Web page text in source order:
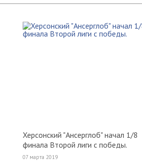
Херсонский "Ансерглоб" начал 1/8
финала Второй лиги с победы.
07 марта 2019